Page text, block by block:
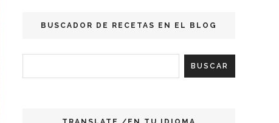
BUSCADOR DE RECETAS EN EL BLOG